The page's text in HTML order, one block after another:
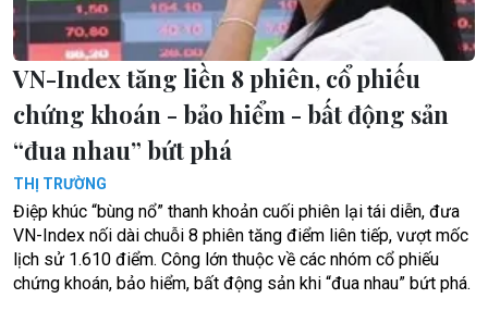
VN-Index tăng liền 8 phiên, cổ phiếu
chứng khoán - bảo hiểm - bất động sản
“đua nhau” bứt phá
THỊ TRƯỜNG
Điệp khúc “bùng nổ” thanh khoản cuối phiên lại tái diễn, đưa
VN-Index nối dài chuỗi 8 phiên tăng điểm liên tiếp, vượt mốc
lịch sử 1.610 điểm. Công lớn thuộc về các nhóm cổ phiếu
chứng khoán, bảo hiểm, bất động sản khi “đua nhau” bứt phá.